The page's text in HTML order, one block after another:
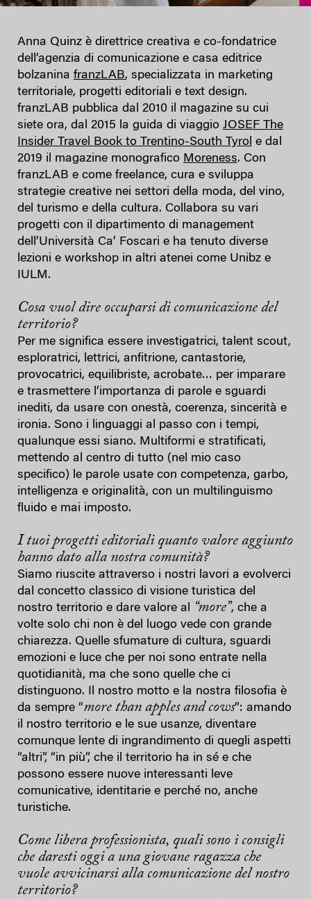
Anna Quinz è direttrice creativa e co-fondatrice
dell’agenzia di comunicazione e casa editrice
bolzanina franzLAB, specializzata in marketing
territoriale, progetti editoriali e text design.
franzLAB pubblica dal 2010 il magazine su cui
siete ora, dal 2015 la guida di viaggio JOSEF The
Insider Travel Book to Trentino-South Tyrol e dal
2019 il magazine monografico Moreness. Con
franzLAB e come freelance, cura e sviluppa
strategie creative nei settori della moda, del vino,
del turismo e della cultura. Collabora su vari
progetti con il dipartimento di management
dell’Università Ca’ Foscari e ha tenuto diverse
lezioni e workshop in altri atenei come Unibz e
IULM.
Cosa vuol dire occuparsi di comunicazione del
territorio?
Per me significa essere investigatrici, talent scout,
esploratrici, lettrici, anfitrione, cantastorie,
provocatrici, equilibriste, acrobate… per imparare
e trasmettere l’importanza di parole e sguardi
inediti, da usare con onestà, coerenza, sincerità e
ironia. Sono i linguaggi al passo con i tempi,
qualunque essi siano. Multiformi e stratificati,
mettendo al centro di tutto (nel mio caso
specifico) le parole usate con competenza, garbo,
intelligenza e originalità, con un multilinguismo
fluido e mai imposto.
I tuoi progetti editoriali quanto valore aggiunto
hanno dato alla nostra comunità?
Siamo riuscite attraverso i nostri lavori a evolverci
dal concetto classico di visione turistica del
nostro territorio e dare valore al “more”, che a
volte solo chi non è del luogo vede con grande
chiarezza. Quelle sfumature di cultura, sguardi
emozioni e luce che per noi sono entrate nella
quotidianità, ma che sono quelle che ci
distinguono. Il nostro motto e la nostra filosofia è
da sempre “more than apples and cows”: amando
il nostro territorio e le sue usanze, diventare
comunque lente di ingrandimento di quegli aspetti
“altri”, “in più”, che il territorio ha in sé e che
possono essere nuove interessanti leve
comunicative, identitarie e perché no, anche
turistiche.
Come libera professionista, quali sono i consigli
che daresti oggi a una giovane ragazza che
vuole avvicinarsi alla comunicazione del nostro
territorio?